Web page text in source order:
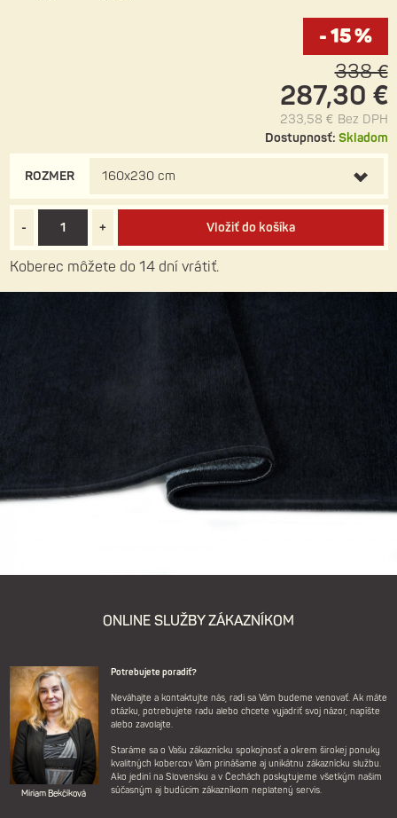
Dostupnosť: Skladom
- 15 %
338 €
287,30 €
233,58 € Bez DPH
ROZMER 160x230 cm
- + Vložiť do košíka
Koberec môžete do 14 dní vrátiť.
ONLINE SLUŽBY ZÁKAZNÍKOM
Miriam Bekčíková
Potrebujete poradiť?
Neváhajte a kontaktujte nás, radi sa Vám budeme venovať. Ak máte
otázku, potrebujete radu alebo chcete vyjadriť svoj názor, napíšte
alebo zavolajte.
Staráme sa o Vašu zákaznícku spokojnosť a okrem širokej ponuky
kvalitných kobercov Vám prinášame aj unikátnu zákaznícku službu.
Ako jediní na Slovensku a v Čechách poskytujeme všetkým našim
súčasným aj budúcim zákazníkom neplatený servis.